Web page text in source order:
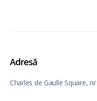
Adresă
Charles de Gaulle Square,